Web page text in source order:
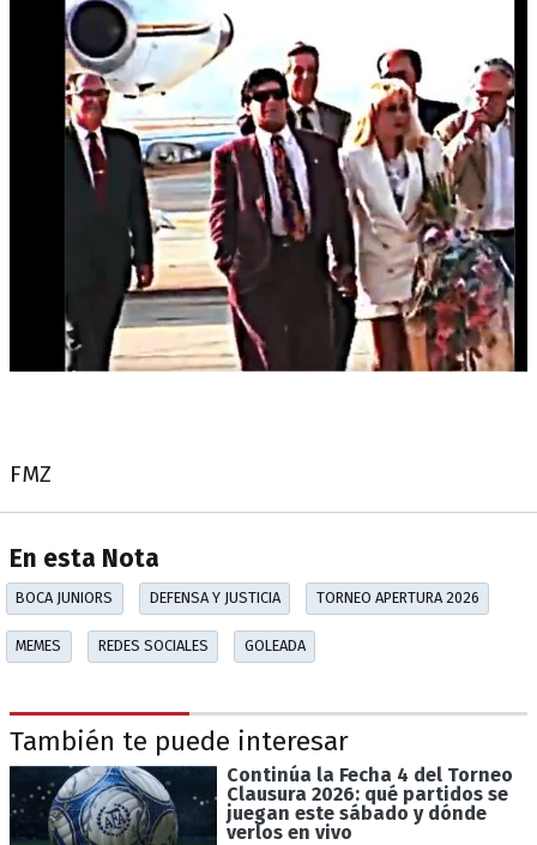
FMZ
En esta Nota
BOCA JUNIORS DEFENSA Y JUSTICIA TORNEO APERTURA 2026
MEMES REDES SOCIALES GOLEADA
También te puede interesar
Continúa la Fecha 4 del Torneo
Clausura 2026: qué partidos se
juegan este sábado y dónde
verlos en vivo